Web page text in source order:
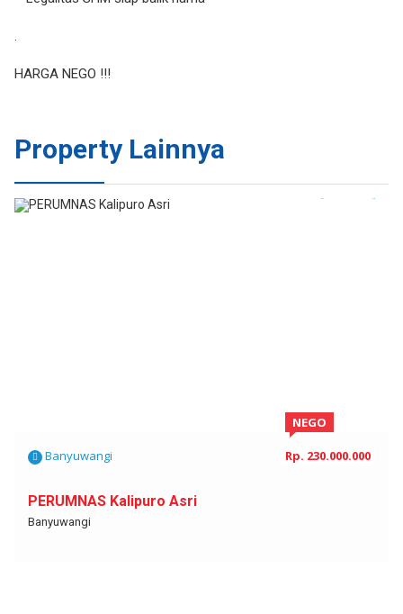
.
HARGA NEGO !!!
Property Lainnya
Banyuwangi Rp. 230.000.000
NEGO
PERUMNAS Kalipuro Asri
Banyuwangi